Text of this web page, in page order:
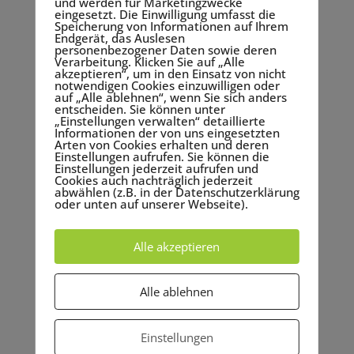
Im Idealfall sollte das Beleuchtungsset vielfältig sein
und unterschiedliche Technik (Scheinwerfer, LED-
Spots, Moving-Lights, Effekte usw.) beinhalten.
Tipp Nr. 3: Nutzen Sie gute
Scheinwerfer!
Gute Scheinwerfer sind das A und O bei jeder
Beleuchtung. Denn egal ob Orchester, Musik-Band
oder Redner – die Akteure auf der Bühne sollen
stets im Fokus stehen und lichttechnisch
richtigen Scheinwerfern erreichen. Achten Sie dabei
aber immer auch darauf, dass die Personen auf der
Bühne nicht geblendet werden!
Tipp Nr. 4: Uplighting!
eingesetzt. Die Einwilligung umfasst die
Speicherung von Informationen auf Ihrem
Endgerät, das Auslesen
personenbezogener Daten sowie deren
Verarbeitung. Klicken Sie auf „Alle
akzeptieren“, um in den Einsatz von nicht
notwendigen Cookies einzuwilligen oder
auf „Alle ablehnen“, wenn Sie sich anders
entscheiden. Sie können unter
„Einstellungen verwalten“ detaillierte
Informationen der von uns eingesetzten
Arten von Cookies erhalten und deren
Einstellungen aufrufen. Sie können die
Einstellungen jederzeit aufrufen und
Cookies auch nachträglich jederzeit
abwählen (z.B. in der Datenschutzerklärung
oder unten auf unserer Webseite).
Alle akzeptieren
Alle ablehnen
Einstellungen